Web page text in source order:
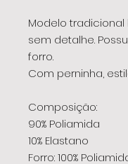
Modelo
sem detalhe.
forro.
Com perninha,
Composição:
90% Poliamida
10% Elastano
Forro: 100%